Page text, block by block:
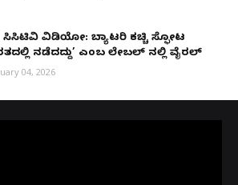
ವಿಡಿಯೋ: ಬ್ಯಾಟರಿ ಕಚ್ಚಿ ಸ್ಫೋಟ
ನಡೆದದ್ದು’ ಎಂಬ ಲೇಬಲ್ ನಲ್ಲಿ ವೈರಲ್
04, 2026